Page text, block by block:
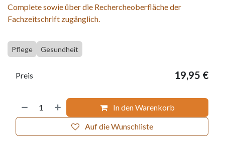
Complete sowie über die Rechercheoberfläche der
Fachzeitschrift zugänglich.
Pflege Gesundheit
In den Warenkorb
Auf die Wunschliste
Preis 19,95 €